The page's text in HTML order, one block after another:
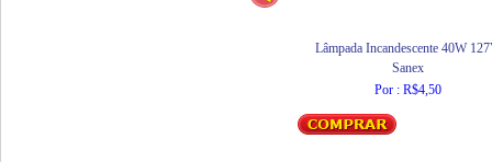
Lâmpada Incandescente 40W
Sanex
Por : R$4,50